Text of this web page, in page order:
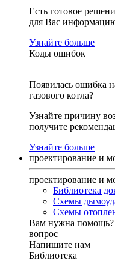
Есть готовое
для Вас
Узнайте больше
Коды ошибок
Появилась ошибка
газового котла?
Узнайте причину
получите
Узнайте больше
проектирование и
проектирование и
Библиотека
Схемы
Схемы
Вам нужна помощь?
вопрос
Напишите нам
Библиотека